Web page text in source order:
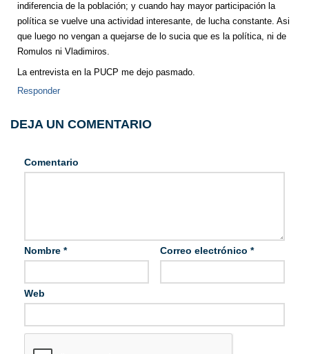
indiferencia de la población; y cuando hay mayor participación la
política se vuelve una actividad interesante, de lucha constante. Asi
que luego no vengan a quejarse de lo sucia que es la política, ni de
Romulos ni Vladimiros.
La entrevista en la PUCP me dejo pasmado.
Responder
DEJA UN COMENTARIO
Comentario
Nombre * Correo electrónico *
Web